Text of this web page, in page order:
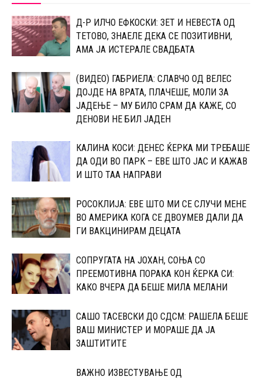
Д-Р ИЛЧО ЕФКОСКИ: ЗЕТ И НЕВЕСТА ОД
ТЕТОВО, ЗНАЕЛЕ ДЕКА СЕ ПОЗИТИВНИ,
АМА ЈА ИСТЕРАЛЕ СВАДБАТА
(ВИДЕО) ГАБРИЕЛА: СЛАВЧО ОД ВЕЛЕС
ДОЈДЕ НА ВРАТА, ПЛАЧЕШЕ, МОЛИ ЗА
ЈАДЕЊЕ – МУ БИЛО СРАМ ДА КАЖЕ, СО
ДЕНОВИ НЕ БИЛ ЈАДЕН
КАЛИНА КОСИ: ДЕНЕС ЌЕРКА МИ ТРЕБАШЕ
ДА ОДИ ВО ПАРК – ЕВЕ ШТО ЈАС И КАЖАВ
И ШТО ТАА НАПРАВИ
РОСОКЛИЈА: ЕВЕ ШТО МИ СЕ СЛУЧИ МЕНЕ
ВО АМЕРИКА КОГА СЕ ДВОУМЕВ ДАЛИ ДА
ГИ ВАКЦИНИРАМ ДЕЦАТА
СОПРУГАТА НА ЈОХАН, СОЊА СО
ПРЕЕМОТИВНА ПОРАКА КОН ЌЕРКА СИ:
КАКО ВЧЕРА ДА БЕШЕ МИЛА МЕЛАНИ
САШО ТАСЕВСКИ ДО СДСМ: РАШЕЛА БЕШЕ
ВАШ МИНИСТЕР И МОРАШЕ ДА ЈА
ЗАШТИТИТЕ
ВАЖНО ИЗВЕСТУВАЊЕ ОД